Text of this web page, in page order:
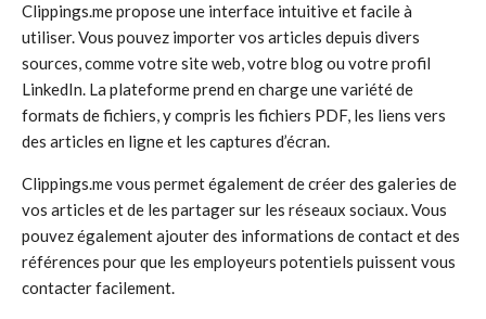
Clippings.me propose une interface intuitive et facile à
utiliser. Vous pouvez importer vos articles depuis divers
sources, comme votre site web, votre blog ou votre profil
LinkedIn. La plateforme prend en charge une variété de
formats de fichiers, y compris les fichiers PDF, les liens vers
des articles en ligne et les captures d’écran.
Clippings.me vous permet également de créer des galeries de
vos articles et de les partager sur les réseaux sociaux. Vous
pouvez également ajouter des informations de contact et des
références pour que les employeurs potentiels puissent vous
contacter facilement.